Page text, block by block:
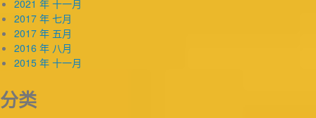
2021 年 十一月
2017 年 七月
2017 年 五月
2016 年 八月
2015 年 十一月
分类